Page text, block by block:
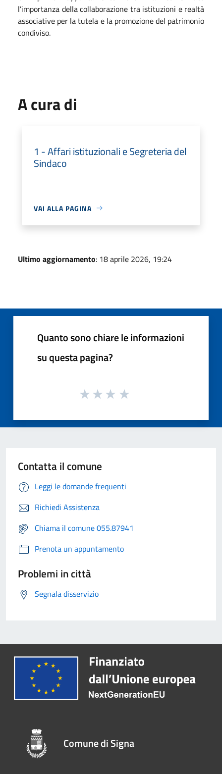
l’importanza della collaborazione tra istituzioni e realtà
associative per la tutela e la promozione del patrimonio
condiviso.
A cura di
1 - Affari istituzionali e Segreteria del
Sindaco
VAI ALLA PAGINA
Ultimo aggiornamento: 18 aprile 2026, 19:24
Quanto sono chiare le informazioni
su questa pagina?
Contatta il comune
Leggi le domande frequenti
Richiedi Assistenza
Chiama il comune 055.87941
Prenota un appuntamento
Problemi in città
Segnala disservizio
Comune di Signa